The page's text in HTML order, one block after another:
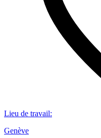
Lieu de travail:
Genève